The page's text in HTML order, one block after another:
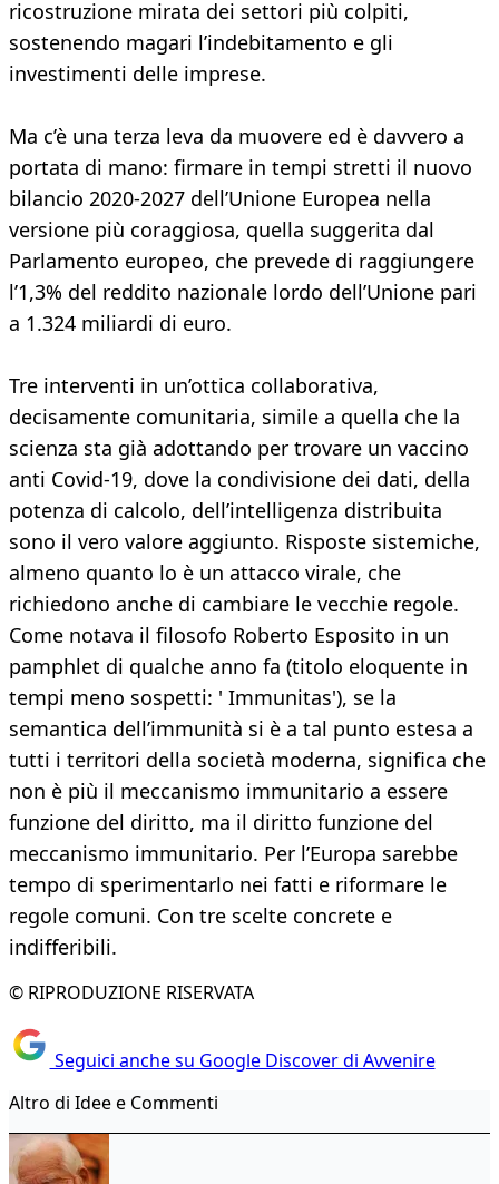
ricostruzione mirata dei settori più colpiti,
sostenendo magari l’indebitamento e gli
investimenti delle imprese.
Ma c’è una terza leva da muovere ed è davvero a
portata di mano: firmare in tempi stretti il nuovo
bilancio 2020-2027 dell’Unione Europea nella
versione più coraggiosa, quella suggerita dal
Parlamento europeo, che prevede di raggiungere
l’1,3% del reddito nazionale lordo dell’Unione pari
a 1.324 miliardi di euro.
Tre interventi in un’ottica collaborativa,
decisamente comunitaria, simile a quella che la
scienza sta già adottando per trovare un vaccino
anti Covid-19, dove la condivisione dei dati, della
potenza di calcolo, dell’intelligenza distribuita
sono il vero valore aggiunto. Risposte sistemiche,
almeno quanto lo è un attacco virale, che
richiedono anche di cambiare le vecchie regole.
Come notava il filosofo Roberto Esposito in un
pamphlet di qualche anno fa (titolo eloquente in
tempi meno sospetti: ' Immunitas'), se la
semantica dell’immunità si è a tal punto estesa a
tutti i territori della società moderna, significa che
non è più il meccanismo immunitario a essere
funzione del diritto, ma il diritto funzione del
meccanismo immunitario. Per l’Europa sarebbe
tempo di sperimentarlo nei fatti e riformare le
regole comuni. Con tre scelte concrete e
indifferibili.
© RIPRODUZIONE RISERVATA
Seguici anche su Google Discover di Avvenire
Altro di Idee e Commenti